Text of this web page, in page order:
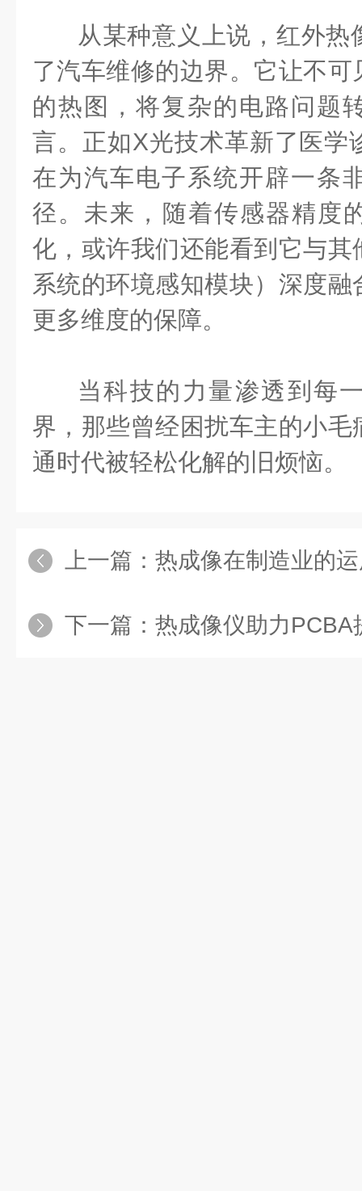
从某种意义上说，红外热
了汽车维修的边界。它让不
的热图，将复杂的电路问题
言。正如X光技术革新了医学
在为汽车电子系统开辟一条
径。未来，随着传感器精度
化，或许我们还能看到它与
系统的环境感知模块）深度
更多维度的保障。
当科技的力量渗透到每
界，那些曾经困扰车主的小
通时代被轻松化解的旧烦恼。
上一篇： 热成像在制造业的
下一篇： 热成像仪助力PCBA提升